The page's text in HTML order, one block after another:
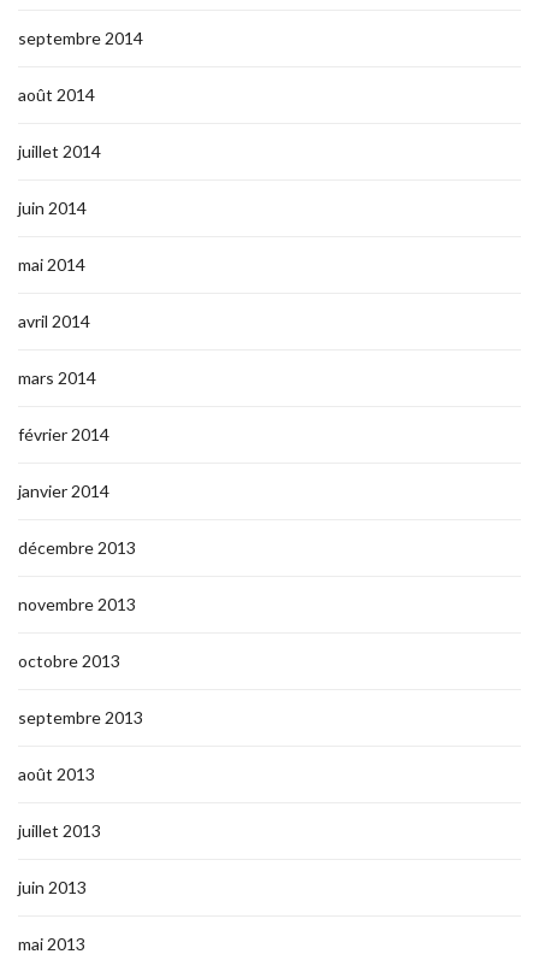
septembre 2014
août 2014
juillet 2014
juin 2014
mai 2014
avril 2014
mars 2014
février 2014
janvier 2014
décembre 2013
novembre 2013
octobre 2013
septembre 2013
août 2013
juillet 2013
juin 2013
mai 2013